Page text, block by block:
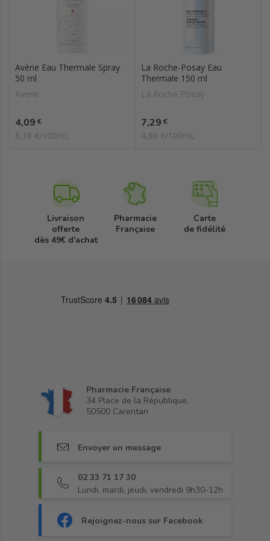
Avène Eau Thermale Spray
50 ml
Avene
Prix
4,09 €
8,18 €/100mL
La Roche-Posay Eau
Thermale 150 ml
La Roche Posay
Prix
7,29 €
4,86 €/100mL
Livraison
offerte
dès 49€ d'achat
Pharmacie
Française
Carte
de fidélité
Pharmacie Française
34 Place de la République,
50500 Carentan
Envoyer un message
02 33 71 17 30
Lundi, mardi, jeudi, vendredi 9h30-12h
Rejoignez-nous sur Facebook